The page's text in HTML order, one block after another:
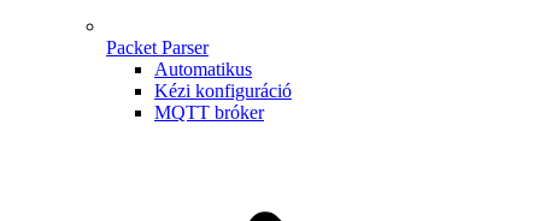
Packet Parser
Automatikus
Kézi konfiguráció
MQTT bróker